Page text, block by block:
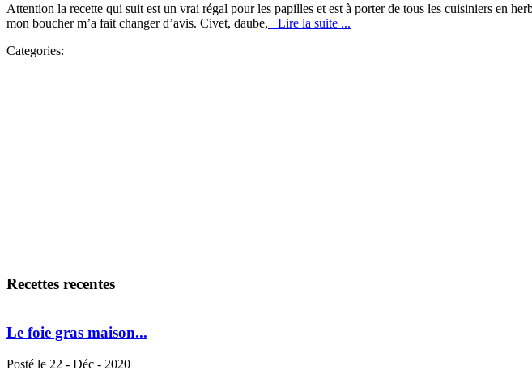
Attention la recette qui suit est un vrai régal pour les papilles et est à porter de tous les cuisiniers en
mon boucher m’a fait changer d’avis. Civet, daube, Lire la suite ...
Categories:
Recettes recentes
Le foie gras maison...
Posté le 22 - Déc - 2020